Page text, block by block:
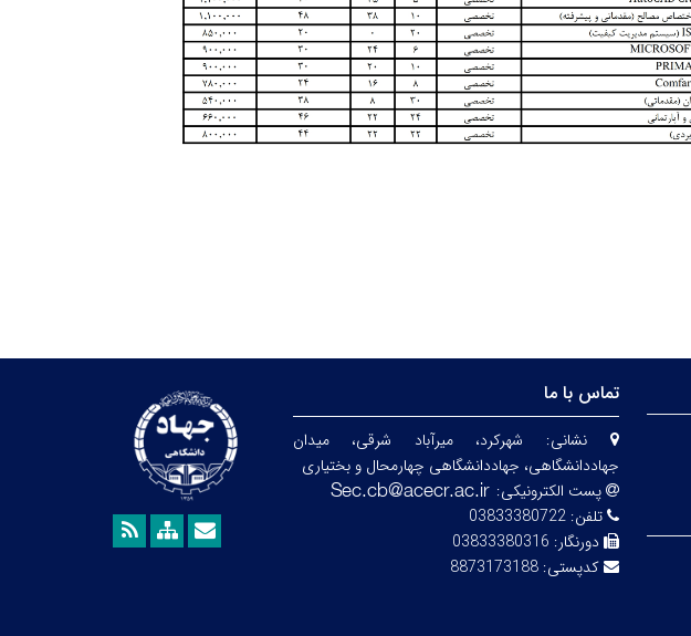
تماس با ما
نشانی: شهرکرد، میرآباد شرقی، میدان
جهاددانشگاهی، جهاددانشگاهی چهارمحال و بختیاری
پست الکترونیکی:
تلفن:03833380722
دورنگار: 03833380316
کدپستی:8873173188